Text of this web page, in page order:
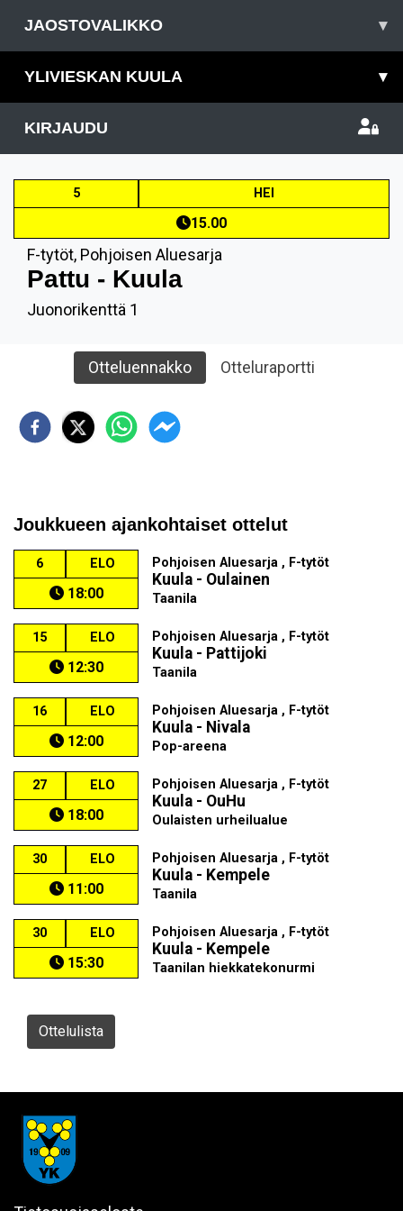
JAOSTOVALIKKO ▾
YLIVIESKAN KUULA ▾
KIRJAUDU
5 HEI
15.00
F-tytöt, Pohjoisen Aluesarja
Pattu - Kuula
Juonorikenttä 1
Otteluennakko Otteluraportti
Joukkueen ajankohtaiset ottelut
6 ELO
18:00
Pohjoisen Aluesarja , F-tytöt
Kuula - Oulainen
Taanila
15 ELO
12:30
Pohjoisen Aluesarja , F-tytöt
Kuula - Pattijoki
Taanila
16 ELO
12:00
Pohjoisen Aluesarja , F-tytöt
Kuula - Nivala
Pop-areena
27 ELO
18:00
Pohjoisen Aluesarja , F-tytöt
Kuula - OuHu
Oulaisten urheilualue
30 ELO
11:00
Pohjoisen Aluesarja , F-tytöt
Kuula - Kempele
Taanila
30 ELO
15:30
Pohjoisen Aluesarja , F-tytöt
Kuula - Kempele
Taanilan hiekkatekonurmi
Ottelulista